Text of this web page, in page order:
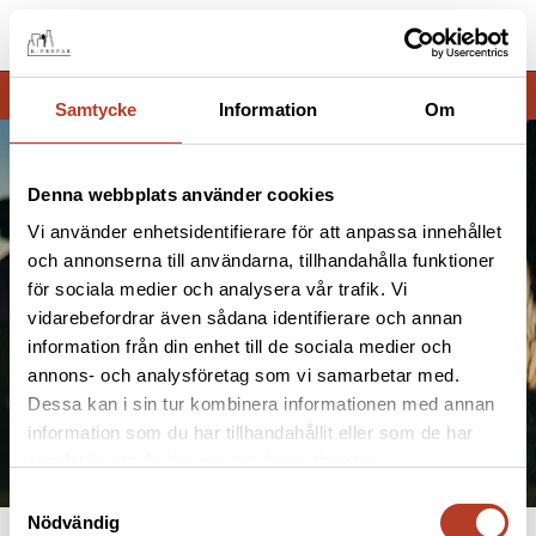
Samtycke Information Om
Denna webbplats använder cookies
Vi använder enhetsidentifierare för att anpassa innehållet
och annonserna till användarna, tillhandahålla funktioner
för sociala medier och analysera vår trafik. Vi
vidarebefordrar även sådana identifierare och annan
information från din enhet till de sociala medier och
annons- och analysföretag som vi samarbetar med.
Dessa kan i sin tur kombinera informationen med annan
information som du har tillhandahållit eller som de har
Nödvändig
Meny
Engagemang